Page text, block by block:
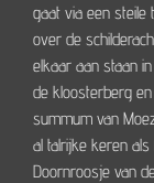
gaat via een steile
over de
elkaar aan staan
de kloosterberg
summum van
al talrijke keren
Doornroosje van